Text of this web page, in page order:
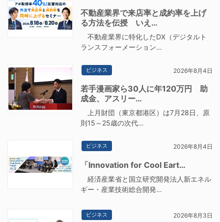
不動産業界で来店率と成約率を上げ
る方法を伝授 いえ…
不動産業界に特化したDX（デジタルト
ランスフォーメーション…
ビジネス 2026年8月4日
若手漫画家ら30人に年120万円 助
成金、アスリー…
上月財団（東京都港区）は7月28日、原
則15～25歳の次代…
ビジネス 2026年8月4日
「Innovation for Cool Eart…
経済産業省と国立研究開発法人新エネル
ギー・産業技術総合開発…
ビジネス 2026年8月3日